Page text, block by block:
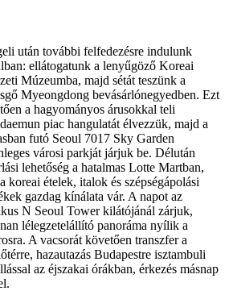
után további felfedezésre indulunk
ellátogatunk a lenyűgöző Koreai
Múzeumba, majd sétát teszünk a
Myeongdong bevásárlónegyedben. Ezt
a hagyományos árusokkal teli
piac hangulatát élvezzük, majd a
futó Seoul 7017 Sky Garden
városi parkját járjuk be. Délután
lehetőség a hatalmas Lotte Martban,
koreai ételek, italok és szépségápolási
gazdag kínálata vár. A napot az
N Seoul Tower kilátójánál zárjuk,
lélegzetelállító panoráma nyílik a
A vacsorát követően transzfer a
hazautazás Budapestre isztambuli
az éjszakai órákban, érkezés másnap